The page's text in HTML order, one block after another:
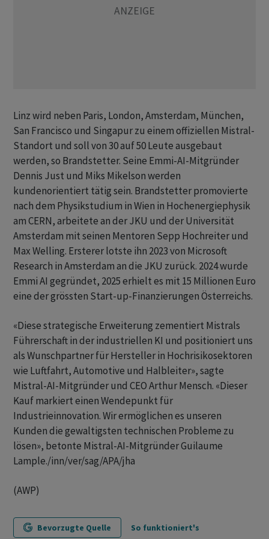
Linz wird neben Paris, London, Amsterdam, München,
San Francisco und Singapur zu einem offiziellen Mistral-
Standort und soll von 30 auf 50 Leute ausgebaut
werden, so Brandstetter. Seine Emmi-AI-Mitgründer
Dennis Just und Miks Mikelson werden
kundenorientiert tätig sein. Brandstetter promovierte
nach dem Physikstudium in Wien in Hochenergiephysik
am CERN, arbeitete an der JKU und der Universität
Amsterdam mit seinen Mentoren Sepp Hochreiter und
Max Welling. Ersterer lotste ihn 2023 von Microsoft
Research in Amsterdam an die JKU zurück. 2024 wurde
Emmi AI gegründet, 2025 erhielt es mit 15 Millionen Euro
eine der grössten Start-up-Finanzierungen Österreichs.
«Diese strategische Erweiterung zementiert Mistrals
Führerschaft in der industriellen KI und positioniert uns
als Wunschpartner für Hersteller in Hochrisikosektoren
wie Luftfahrt, Automotive und Halbleiter», sagte
Mistral-AI-Mitgründer und CEO Arthur Mensch. «Dieser
Kauf markiert einen Wendepunkt für
Industrieinnovation. Wir ermöglichen es unseren
Kunden die gewaltigsten technischen Probleme zu
lösen», betonte Mistral-AI-Mitgründer Guilaume
Lample./inn/ver/sag/APA/jha
(AWP)
Bevorzugte Quelle So funktioniert's